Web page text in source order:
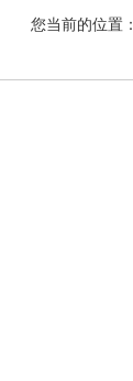
您当前的位置：